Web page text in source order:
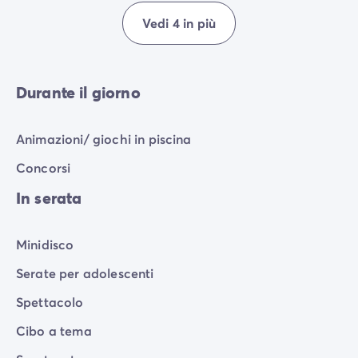
Vedi 4 in più
Durante il giorno
Animazioni/ giochi in piscina
Concorsi
In serata
Minidisco
Serate per adolescenti
Spettacolo
Cibo a tema